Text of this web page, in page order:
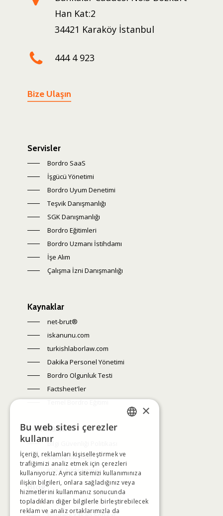
Han Kat:2
34421 Karaköy İstanbul
444 4 923
Bize Ulaşın
Servisler
Bordro SaaS
İşgücü Yönetimi
Bordro Uyum Denetimi
Teşvik Danışmanlığı
SGK Danışmanlığı
Bordro Eğitimleri
Bordro Uzmanı İstihdamı
İşe Alım
Çalışma İzni Danışmanlığı
Kaynaklar
net-brut®
iskanunu.com
turkishlaborlaw.com
Dakika Personel Yönetimi
Bordro Olgunluk Testi
Factsheet'ler
Temel Bordro Eğitimi
Politikalar
Bilgi Güvenliği Politikası
KVKK Politikası
KVKK Aydınlatma
Blog
Değişim Yelpazesi
×
Bu web sitesi çerezler
kullanır
İçeriği, reklamları kişiselleştirmek ve
trafiğimizi analiz etmek için çerezleri
kullanıyoruz. Ayrıca sitemizi kullanımınıza
ilişkin bilgileri, onlara sağladığınız veya
hizmetlerini kullanmanız sonucunda
topladıkları diğer bilgilerle birleştirebilecek
reklam ve analiz ortaklarımızla da